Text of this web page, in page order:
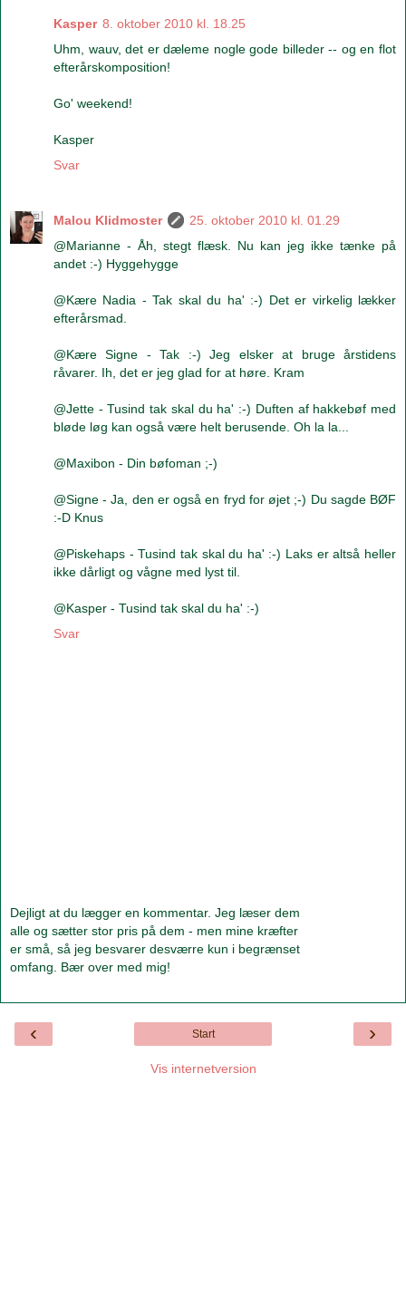
Kasper 8. oktober 2010 kl. 18.25
Uhm, wauv, det er dæleme nogle gode billeder -- og en flot
efterårskomposition!
Go' weekend!
Kasper
Svar
Malou Klidmoster
25. oktober 2010 kl. 01.29
@Marianne - Åh, stegt flæsk. Nu kan jeg ikke tænke på
andet :-) Hyggehygge
@Kære Nadia - Tak skal du ha' :-) Det er virkelig lækker
efterårsmad.
@Kære Signe - Tak :-) Jeg elsker at bruge årstidens
råvarer. Ih, det er jeg glad for at høre. Kram
@Jette - Tusind tak skal du ha' :-) Duften af hakkebøf med
bløde løg kan også være helt berusende. Oh la la...
@Maxibon - Din bøfoman ;-)
@Signe - Ja, den er også en fryd for øjet ;-) Du sagde BØF
:-D Knus
@Piskehaps - Tusind tak skal du ha' :-) Laks er altså heller
ikke dårligt og vågne med lyst til.
@Kasper - Tusind tak skal du ha' :-)
Svar
Dejligt at du lægger en kommentar. Jeg læser dem
alle og sætter stor pris på dem - men mine kræfter
er små, så jeg besvarer desværre kun i begrænset
omfang. Bær over med mig!
‹ ›
Start
Vis internetversion